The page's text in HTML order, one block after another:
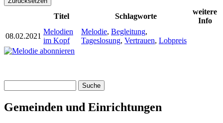
Titel Schlagworte
weitere
Info
08.02.2021
Melodien
im Kopf
Melodie, Begleitung,
Tageslosung, Vertrauen, Lobpreis
Gemeinden und Einrichtungen